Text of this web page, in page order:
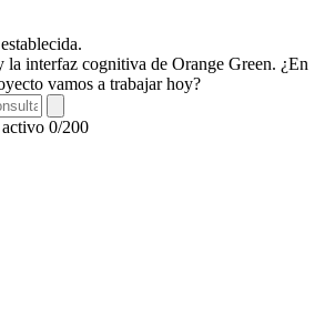
interfaz cognitiva de Orange Green. ¿En
vamos a trabajar hoy?
0/200